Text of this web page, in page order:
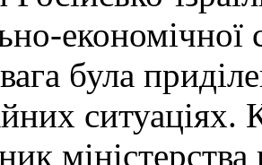
економічної
була